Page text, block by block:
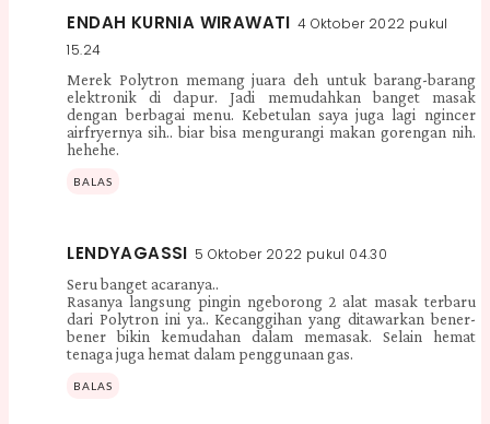
ENDAH KURNIA WIRAWATI 4 Oktober 2022 pukul
15.24
Merek Polytron memang juara deh untuk barang-barang
elektronik di dapur. Jadi memudahkan banget masak
dengan berbagai menu. Kebetulan saya juga lagi ngincer
airfryernya sih.. biar bisa mengurangi makan gorengan nih.
hehehe.
BALAS
LENDYAGASSI 5 Oktober 2022 pukul 04.30
Seru banget acaranya..
Rasanya langsung pingin ngeborong 2 alat masak terbaru
dari Polytron ini ya.. Kecanggihan yang ditawarkan bener-
bener bikin kemudahan dalam memasak. Selain hemat
tenaga juga hemat dalam penggunaan gas.
BALAS